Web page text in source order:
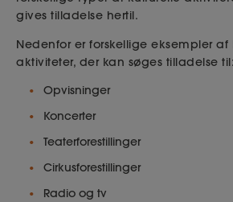
gives tilladelse hertil.
Nedenfor er forskellige eksempler af
aktiviteter, der kan søges tilladelse til:
Opvisninger
Koncerter
Teaterforestillinger
Cirkusforestillinger
Radio og tv